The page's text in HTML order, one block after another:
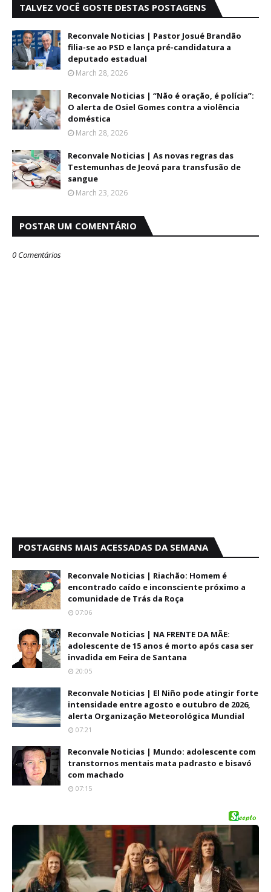
TALVEZ VOCÊ GOSTE DESTAS POSTAGENS
Reconvale Noticias | Pastor Josué Brandão
filia-se ao PSD e lança pré-candidatura a
deputado estadual
March 28, 2026
Reconvale Noticias | “Não é oração, é polícia”:
O alerta de Osiel Gomes contra a violência
doméstica
March 28, 2026
Reconvale Noticias | As novas regras das
Testemunhas de Jeová para transfusão de
sangue
March 23, 2026
POSTAR UM COMENTÁRIO
0 Comentários
POSTAGENS MAIS ACESSADAS DA SEMANA
Reconvale Noticias | Riachão: Homem é
encontrado caído e inconsciente próximo a
comunidade de Trás da Roça
07:06
Reconvale Noticias | NA FRENTE DA MÃE:
adolescente de 15 anos é morto após casa ser
invadida em Feira de Santana
20:05
Reconvale Noticias | El Niño pode atingir forte
intensidade entre agosto e outubro de 2026,
alerta Organização Meteorológica Mundial
07:21
Reconvale Noticias | Mundo: adolescente com
transtornos mentais mata padrasto e bisavó
com machado
07:15